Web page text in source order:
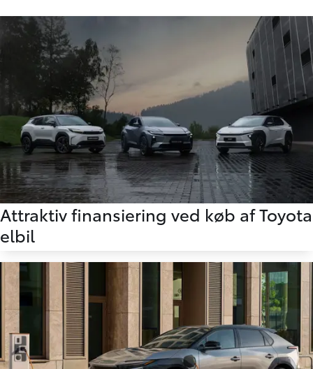
Attraktiv finansiering ved køb af Toyota
elbil